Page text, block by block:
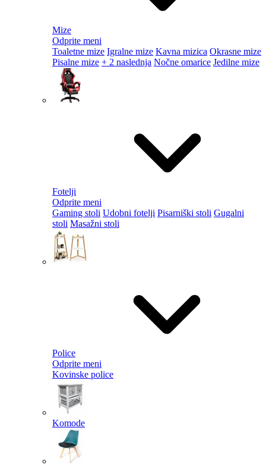
Mize
Odprite meni
Toaletne mize Igralne mize Kavna mizica Okrasne mize
Pisalne mize + 2 naslednja Nočne omarice Jedilne mize
Fotelji
Odprite meni
Gaming stoli Udobni fotelji Pisarniški stoli Gugalni
stoli Masažni stoli
Police
Odprite meni
Kovinske police
Komode